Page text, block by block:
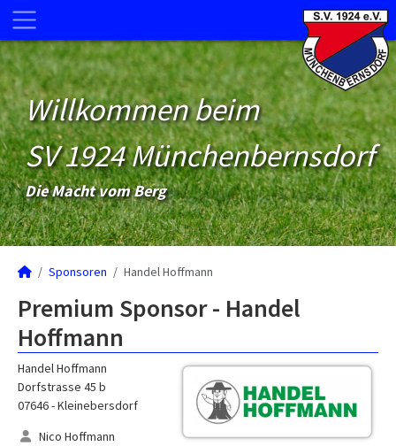
Willkommen beim
SV 1924 Münchenbernsdorf
Die Macht vom Berg
Sponsoren Handel Hoffmann
Premium Sponsor - Handel
Hoffmann
Handel Hoffmann
Dorfstrasse 45 b
07646 - Kleinebersdorf
Nico Hoffmann